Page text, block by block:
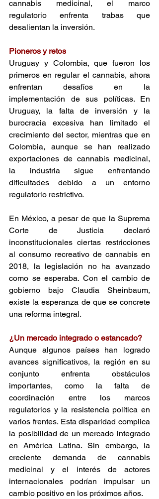
cannabis medicinal, el marco
regulatorio enfrenta trabas que
desalientan la inversión​.
Pioneros y retos
Uruguay y Colombia, que fueron los
primeros en regular el cannabis, ahora
enfrentan desafíos en la
implementación de sus políticas. En
Uruguay, la falta de inversión y la
burocracia excesiva han limitado el
crecimiento del sector, mientras que en
Colombia, aunque se han realizado
exportaciones de cannabis medicinal,
la industria sigue enfrentando
dificultades debido a un entorno
regulatorio restrictivo​.
En México, a pesar de que la Suprema
Corte de Justicia declaró
inconstitucionales ciertas restricciones
al consumo recreativo de cannabis en
2018, la legislación no ha avanzado
como se esperaba. Con el cambio de
gobierno bajo Claudia Sheinbaum,
existe la esperanza de que se concrete
una reforma integral​.
¿Un mercado integrado o estancado?
Aunque algunos países han logrado
avances significativos, la región en su
conjunto enfrenta obstáculos
importantes, como la falta de
coordinación entre los marcos
regulatorios y la resistencia política en
varios frentes. Esta disparidad complica
la posibilidad de un mercado integrado
en América Latina. Sin embargo, la
creciente demanda de cannabis
medicinal y el interés de actores
internacionales podrían impulsar un
cambio positivo en los próximos años.